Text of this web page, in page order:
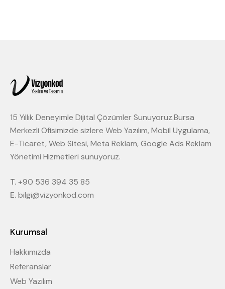
15 Yıllık Deneyimle Dijital Çözümler Sunuyoruz.Bursa
Merkezli Ofisimizde sizlere Web Yazılım, Mobil Uygulama,
E-Ticaret, Web Sitesi, Meta Reklam, Google Ads Reklam
Yönetimi Hizmetleri sunuyoruz.
T.+90 536 394 35 85
E.bilgi@vizyonkod.com
Kurumsal
Hakkımızda
Referanslar
Web Yazılım